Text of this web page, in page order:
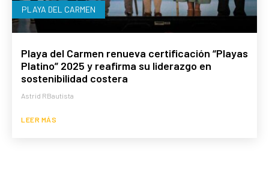
PLAYA DEL CARMEN
Playa del Carmen renueva certificación “Playas
Platino” 2025 y reafirma su liderazgo en
sostenibilidad costera
Astrid RBautista
LEER MÁS